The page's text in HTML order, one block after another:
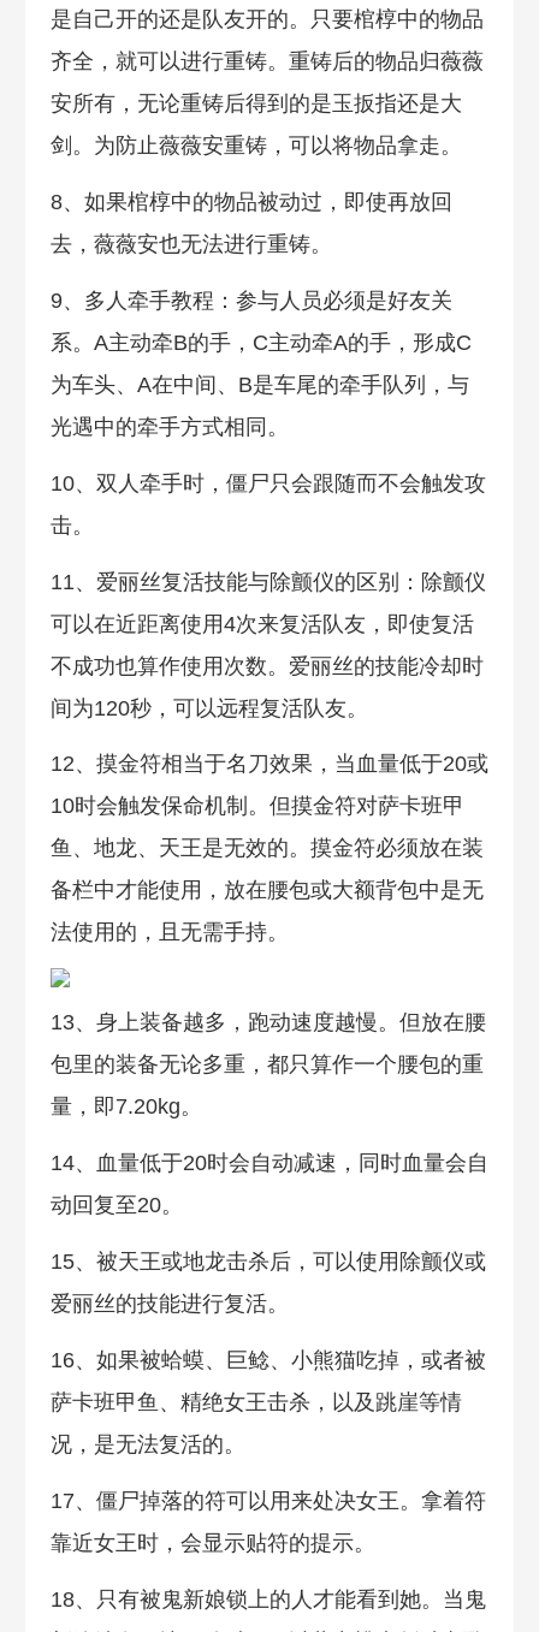
是自己开的还是队友开的。只要棺椁中的物品
齐全，就可以进行重铸。重铸后的物品归薇薇
安所有，无论重铸后得到的是玉扳指还是大
剑。为防止薇薇安重铸，可以将物品拿走。
8、如果棺椁中的物品被动过，即使再放回
去，薇薇安也无法进行重铸。
9、多人牵手教程：参与人员必须是好友关
系。A主动牵B的手，C主动牵A的手，形成C
为车头、A在中间、B是车尾的牵手队列，与
光遇中的牵手方式相同。
10、双人牵手时，僵尸只会跟随而不会触发攻
击。
11、爱丽丝复活技能与除颤仪的区别：除颤仪
可以在近距离使用4次来复活队友，即使复活
不成功也算作使用次数。爱丽丝的技能冷却时
间为120秒，可以远程复活队友。
12、摸金符相当于名刀效果，当血量低于20或
10时会触发保命机制。但摸金符对萨卡班甲
鱼、地龙、天王是无效的。摸金符必须放在装
备栏中才能使用，放在腰包或大额背包中是无
法使用的，且无需手持。
13、身上装备越多，跑动速度越慢。但放在腰
包里的装备无论多重，都只算作一个腰包的重
量，即7.20kg。
14、血量低于20时会自动减速，同时血量会自
动回复至20。
15、被天王或地龙击杀后，可以使用除颤仪或
爱丽丝的技能进行复活。
16、如果被蛤蟆、巨鲶、小熊猫吃掉，或者被
萨卡班甲鱼、精绝女王击杀，以及跳崖等情
况，是无法复活的。
17、僵尸掉落的符可以用来处决女王。拿着符
靠近女王时，会显示贴符的提示。
18、只有被鬼新娘锁上的人才能看到她。当鬼